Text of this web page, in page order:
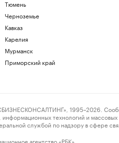
Тюмень
Черноземье
Кавказ
Карелия
Мурманск
Приморский край
1995–2026.
технологий и
службой по надзору в сфере
агентство «РБК».